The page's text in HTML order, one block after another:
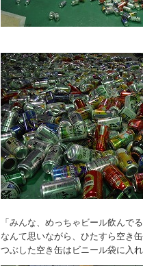
「みんな、めっちゃビール飲んでる
なんて思いながら、ひたすら空き
つぶした空き缶はビニール袋に入